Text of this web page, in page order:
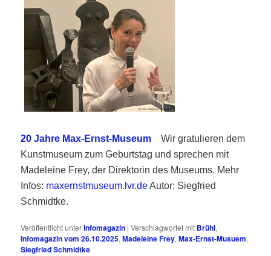
20 Jahre Max-Ernst-Museum
Wir gratulieren dem
Kunstmuseum zum Geburtstag und sprechen mit
Madeleine Frey, der Direktorin des Museums. Mehr
Infos: maxernstmuseum.lvr.deAutor: Siegfried
Schmidtke.
Veröffentlicht unterInfomagazin |Verschlagwortet mit Brühl,
Infomagazin vom 26.10.2025,Madeleine Frey,Max-Ernst-Musuem,
Siegfried Schmidtke